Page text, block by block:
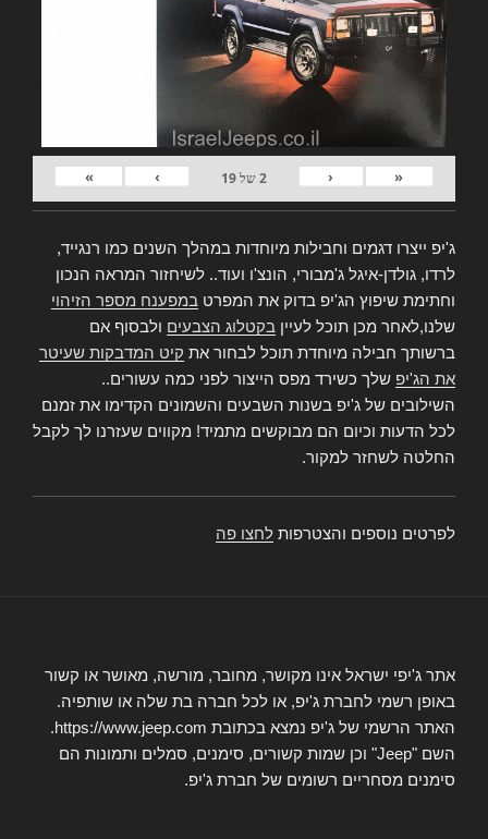
«
‹
2של19
›
»
ג'יפ ייצרו דגמים וחבילות מיוחדות במהלך השנים כמו רנגייד,
לרדו, גולדן-איגל ג'מבורי, הונצ'ו ועוד.. לשיחזור המראה הנכון
וחתימת שיפוץ הג'יפ בדוק את המפרט במפענח מספר הזיהוי
שלנו,לאחר מכן תוכל לעיין בקטלוג הצבעים ולבסוף אם
ברשותך חבילה מיוחדת תוכל לבחור את קיט המדבקות שעיטר
את הג'יפ שלך כשירד מפס הייצור לפני כמה עשורים..
השילובים של ג'יפ בשנות השבעים והשמונים הקדימו את זמנם
לכל הדעות וכיום הם מבוקשים מתמיד! מקווים שעזרנו לך לקבל
החלטה לשחזר למקור.
לפרטים נוספים והצטרפות לחצו פה
אתר ג'יפי ישראל אינו מקושר, מחובר, מורשה, מאושר או קשור
באופן רשמי לחברת ג'יפ, או לכל חברה בת שלה או שותפיה.
האתר הרשמי של ג'יפ נמצא בכתובת https://www.jeep.com.
השם "Jeep" וכן שמות קשורים, סימנים, סמלים ותמונות הם
סימנים מסחריים רשומים של חברת ג'יפ.